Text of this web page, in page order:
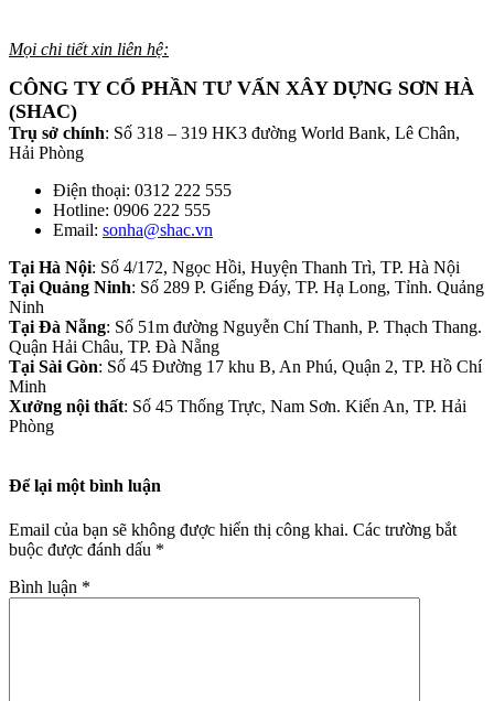
Mọi chi tiết xin liên hệ:
CÔNG TY CỔ PHẦN TƯ VẤN XÂY DỰNG SƠN HÀ
(SHAC)
Trụ sở chính: Số 318 – 319 HK3 đường World Bank, Lê Chân,
Hải Phòng
Điện thoại: 0312 222 555
Hotline: 0906 222 555
Email: sonha@shac.vn
Tại Hà Nội: Số 4/172, Ngọc Hồi, Huyện Thanh Trì, TP. Hà Nội
Tại Quảng Ninh: Số 289 P. Giếng Đáy, TP. Hạ Long, Tỉnh. Quảng
Ninh
Tại Đà Nẵng: Số 51m đường Nguyễn Chí Thanh, P. Thạch Thang.
Quận Hải Châu, TP. Đà Nẵng
Tại Sài Gòn: Số 45 Đường 17 khu B, An Phú, Quận 2, TP. Hồ Chí
Minh
Xưởng nội thất: Số 45 Thống Trực, Nam Sơn. Kiến An, TP. Hải
Phòng
Để lại một bình luận
Email của bạn sẽ không được hiển thị công khai. Các trường bắt
buộc được đánh dấu *
Bình luận *